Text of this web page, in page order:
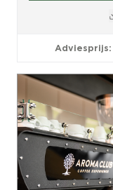
Adviesprijs: